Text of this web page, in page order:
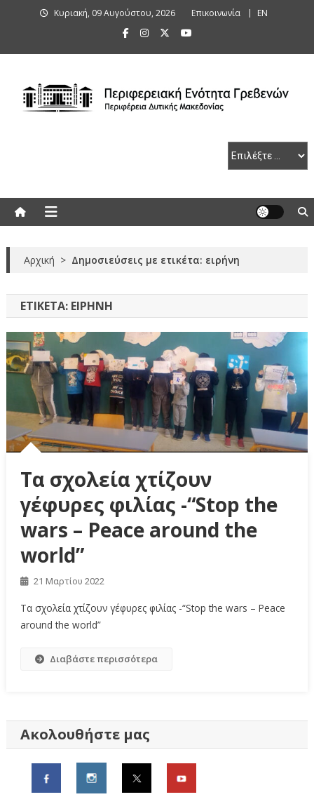
Κυριακή, 09 Αυγούστου, 2026 Επικοινωνία ΕΝ
Αρχική > Δημοσιεύσεις με ετικέτα: ειρήνη
ΕΤΙΚΈΤΑ: ΕΙΡΉΝΗ
Τα σχολεία χτίζουν
γέφυρες φιλίας -“Stop the
wars – Peace around the
world”
21 Μαρτίου 2022
Τα σχολεία χτίζουν γέφυρες φιλίας -“Stop the wars – Peace
around the world”
Διαβάστε περισσότερα
Ακολουθήστε μας